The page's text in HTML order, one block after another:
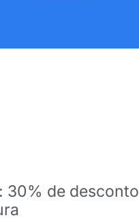
30% de desconto